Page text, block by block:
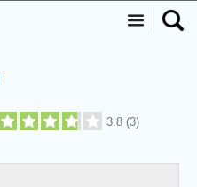
3.8 (3)